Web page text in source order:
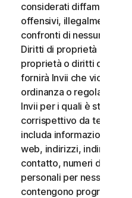
considerati diffamatori,
offensivi, illegalmente
confronti di nessuno; (iii)
Diritti di proprietà
proprietà o diritti di
fornirà Invii che violano
ordinanza o regolamento
Invii per i quali è stato
corrispettivo da terzi; (vi)
includa informazioni che
web, indirizzi, indirizzi e-
contatto, numeri di
personali per nessuno; e
contengono programmi o